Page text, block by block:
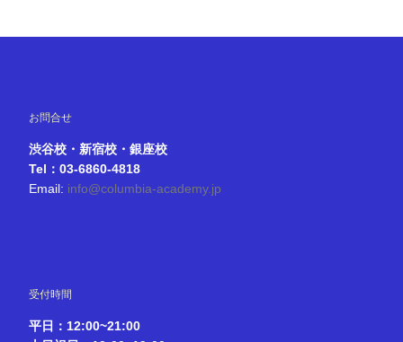
お問合せ
渋谷校・新宿校・銀座校
Tel：03-6860-4818
Email: info@columbia-academy.jp
受付時間
平日：12:00~21:00